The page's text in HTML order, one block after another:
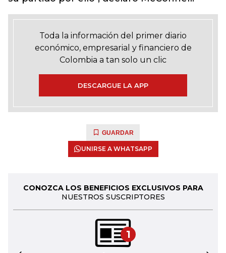
Toda la información del primer diario
económico, empresarial y financiero de
Colombia a tan solo un clic
DESCARGUE LA APP
GUARDAR
UNIRSE A WHATSAPP
CONOZCA LOS BENEFICIOS EXCLUSIVOS PARA
NUESTROS SUSCRIPTORES
1